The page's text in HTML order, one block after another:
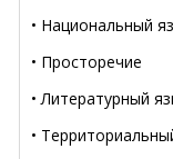
• Национальный
• Просторечие
• Литературный
•